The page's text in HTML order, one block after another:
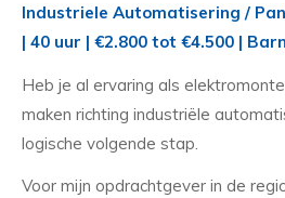
Industriele Automatisering /
| 40 uur | €2.800 tot €4.500 |
Heb je al ervaring als
maken richting industriële
logische volgende stap.
Voor mijn opdrachtgever in de